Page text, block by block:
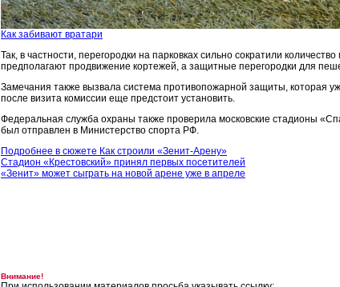
Как забивают вратари
Так, в частности, перегородки на парковках сильно сократили
предполагают продвижение кортежей, а защитные перегородки для
Замечания также вызвала система противопожарной защиты, которая
после визита комиссии еще предстоит установить.
Федеральная служба охраны также проверила московские стадионы
был отправлен в Министерство спорта РФ.
Подробнее в сюжете Как строили «Зенит-Арену»
Стадион «Крестовский» принял первых посетителей
«Зенит» может сыграть на новой арене уже в апреле
Внимание!